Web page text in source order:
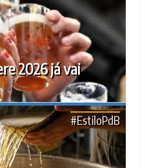
2026 já vai
#EstiloPdB